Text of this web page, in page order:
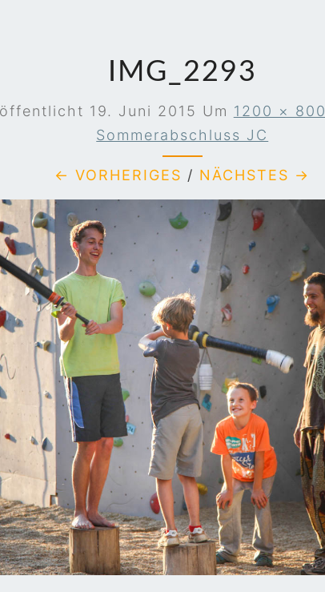
IMG_2293
19. Juni 2015 Um 1200 × 800
Sommerabschluss JC
← VORHERIGES / NÄCHSTES →